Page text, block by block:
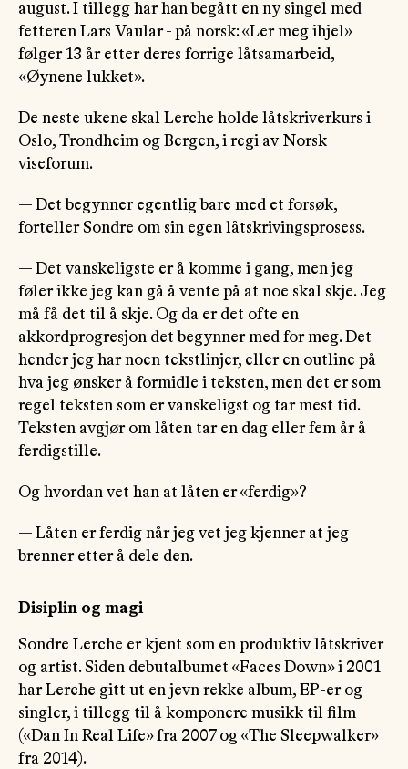
august. I tillegg har han begått en ny singel med
fetteren Lars Vaular - på norsk: «Ler meg ihjel»
følger 13 år etter deres forrige låtsamarbeid,
«Øynene lukket».
De neste ukene skal Lerche holde låtskriverkurs i
Oslo, Trondheim og Bergen, i regi av Norsk
viseforum.
— Det begynner egentlig bare med et forsøk,
forteller Sondre om sin egen låtskrivingsprosess.
— Det vanskeligste er å komme i gang, men jeg
føler ikke jeg kan gå å vente på at noe skal skje. Jeg
må få det til å skje. Og da er det ofte en
akkordprogresjon det begynner med for meg. Det
hender jeg har noen tekstlinjer, eller en outline på
hva jeg ønsker å formidle i teksten, men det er som
regel teksten som er vanskeligst og tar mest tid.
Teksten avgjør om låten tar en dag eller fem år å
ferdigstille.
Og hvordan vet han at låten er «ferdig»?
— Låten er ferdig når jeg vet jeg kjenner at jeg
brenner etter å dele den.
Disiplin og magi
Sondre Lerche er kjent som en produktiv låtskriver
og artist. Siden debutalbumet «Faces Down» i 2001
har Lerche gitt ut en jevn rekke album, EP-er og
singler, i tillegg til å komponere musikk til film
(«Dan In Real Life» fra 2007 og «The Sleepwalker»
fra 2014).